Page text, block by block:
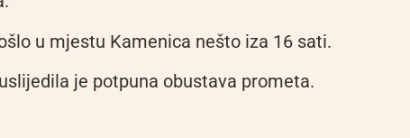
u mjestu Kamenica nešto iza 16 sati.
je potpuna obustava prometa.